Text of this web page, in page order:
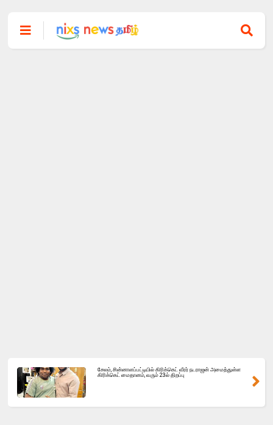
சேலம், சின்னாளப்பட்டியில் கிரிக்கெட் வீரர் நடராஜன் அமைத்துள்ள
கிரிக்கெட் மைதானம், வரும் 23ல் திறப்பு